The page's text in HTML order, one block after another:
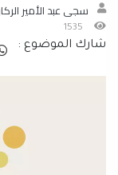
سجى عبد الأمير
شارك الموضوع :